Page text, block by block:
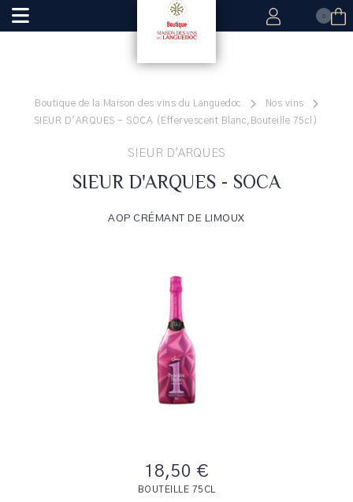
0
Boutique de la Maison des vins du Languedoc
Nos vins
SIEUR D'ARQUES - SOCA (Effervescent Blanc,Bouteille 75cl)
SIEUR D'ARQUES
SIEUR D'ARQUES - SOCA
AOP CRÉMANT DE LIMOUX
18,50 €
BOUTEILLE 75CL